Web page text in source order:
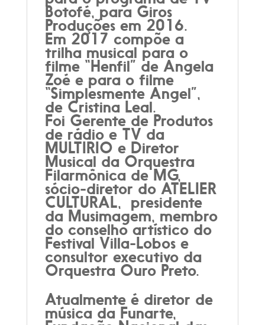
Botofé, para Giros
Produções em 2016.
Em 2017 compõe a
trilha musical para o
filme “Henfil” de Angela
Zoé e para o filme
“Simplesmente Angel”,
de Cristina Leal.
Foi Gerente de Produtos
de rádio e TV da
MULTIRIO e Diretor
Musical da Orquestra
Filarmônica de MG,
sócio-diretor do ATELIER
CULTURAL, presidente
da Musimagem, membro
do conselho artístico do
Festival Villa-Lobos e
consultor executivo da
Orquestra Ouro Preto.
Atualmente é diretor de
música da Funarte,